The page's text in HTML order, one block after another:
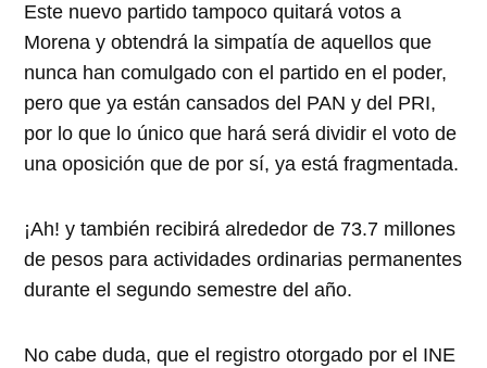
Este nuevo partido tampoco quitará votos a
Morena y obtendrá la simpatía de aquellos que
nunca han comulgado con el partido en el poder,
pero que ya están cansados del PAN y del PRI,
por lo que lo único que hará será dividir el voto de
una oposición que de por sí, ya está fragmentada.
¡Ah! y también recibirá alrededor de 73.7 millones
de pesos para actividades ordinarias permanentes
durante el segundo semestre del año.
No cabe duda, que el registro otorgado por el INE